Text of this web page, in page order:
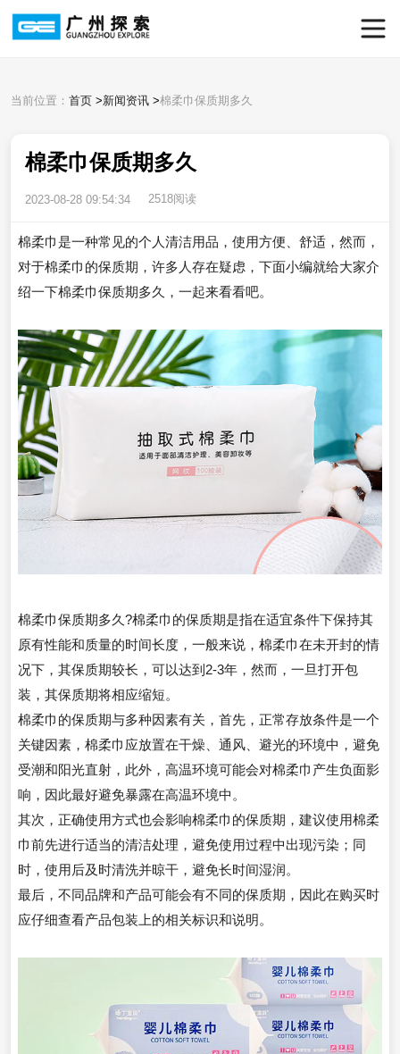
当前位置： 首页 >新闻资讯 >棉柔巾保质期多久
棉柔巾保质期多久
2023-08-28 09:54:34 2518阅读
棉柔巾是一种常见的个人清洁用品，使用方便、舒适，然而，
对于棉柔巾的保质期，许多人存在疑虑，下面小编就给大家介
绍一下棉柔巾保质期多久，一起来看看吧。
棉柔巾保质期多久?棉柔巾的保质期是指在适宜条件下保持其
原有性能和质量的时间长度，一般来说，棉柔巾在未开封的情
况下，其保质期较长，可以达到2-3年，然而，一旦打开包
装，其保质期将相应缩短。
棉柔巾的保质期与多种因素有关，首先，正常存放条件是一个
关键因素，棉柔巾应放置在干燥、通风、避光的环境中，避免
受潮和阳光直射，此外，高温环境可能会对棉柔巾产生负面影
响，因此最好避免暴露在高温环境中。
其次，正确使用方式也会影响棉柔巾的保质期，建议使用棉柔
巾前先进行适当的清洁处理，避免使用过程中出现污染；同
时，使用后及时清洗并晾干，避免长时间湿润。
最后，不同品牌和产品可能会有不同的保质期，因此在购买时
应仔细查看产品包装上的相关标识和说明。